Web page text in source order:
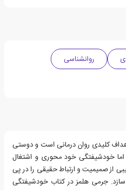
روانشناسی
کلیدی روان درمانی است و دوستی
خودشیفتگی خود محوری و اشتغال
از صمیمیت و ارتباط حقیقی را در پی
جرمی هلمز در کتاب خودشیفتگی